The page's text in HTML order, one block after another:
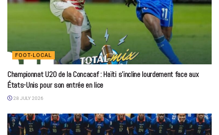
FOOT-LOCAL
Championnat U20 de la Concacaf : Haïti s’incline lourdement face aux
États-Unis pour son entrée en lice
28 JULY 2026